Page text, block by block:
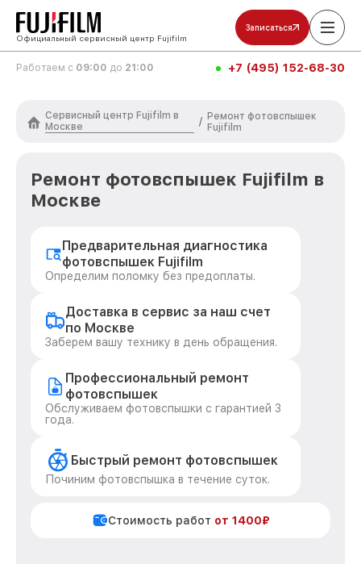
Официальный сервисный центр Fujifilm
Записаться
Работаем с 09:00 до 21:00 +7 (495) 152-68-30
Сервисный центр Fujifilm в
Москве
/ Ремонт фотовспышек
Fujifilm
Ремонт фотовспышек Fujifilm в
Москве
Предварительная диагностика
фотовспышек Fujifilm
Определим поломку без предоплаты.
Доставка в сервис за наш счет
по Москве
Заберем вашу технику в день обращения.
Профессиональный ремонт
фотовспышек
Обслуживаем фотовспышки с гарантией 3
года.
Быстрый ремонт фотовспышек
Починим фотовспышка в течение суток.
Стоимость работ от 1400₽